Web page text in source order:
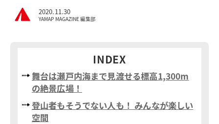
2020.11.30
YAMAP MAGAZINE 編集部
INDEX
舞台は瀬戸内海まで見渡せる標高1,300m
の絶景広場！
登山者もそうでない人も！ みんなが楽しい
空間